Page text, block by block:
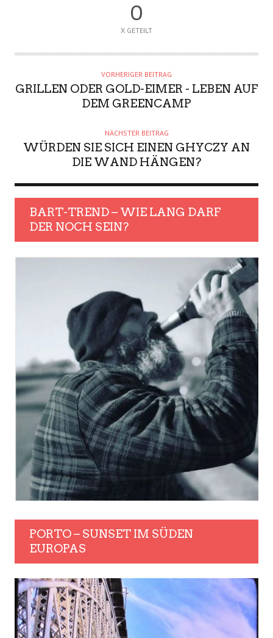
0
X GETEILT
VORHERIGER BEITRAG
GRILLEN ODER GOLD-EIMER - LEBEN AUF
DEM GREENCAMP
NÄCHSTER BEITRAG
WÜRDEN SIE SICH EINEN GHYCZY AN
DIE WAND HÄNGEN?
BART-TREND – WIE LANG DARF
DER NOCH SEIN?
PORTO – SUNSET IM SÜDEN
EUROPAS